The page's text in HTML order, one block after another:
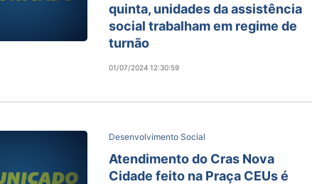
quinta, unidades da assistência
social trabalham em regime de
turnão
01/07/2024 12:30:59
Desenvolvimento Social
Atendimento do Cras Nova
Cidade feito na Praça CEUs é